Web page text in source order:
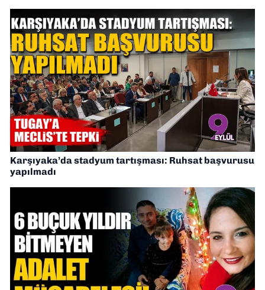
Karşıyaka’da stadyum tartışması: Ruhsat başvurusu
yapılmadı